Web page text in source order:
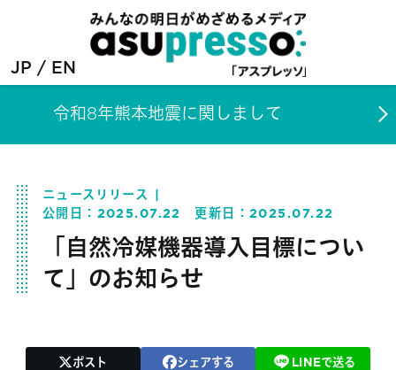
JP EN
令和8年熊本地震に関しまして
ニュースリリース
公開日： 2025.07.22 更新日：2025.07.22
「自然冷媒機器導入目標につい
て」のお知らせ
ポスト シェアする LINEで送る